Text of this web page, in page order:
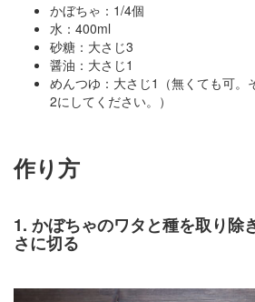
かぼちゃ：1/4個
水：400ml
砂糖：大さじ3
醤油：大さじ1
めんつゆ：大さじ1（無くても可。
2にしてください。）
作り方
1. かぼちゃのワタと種を取り除
さに切る